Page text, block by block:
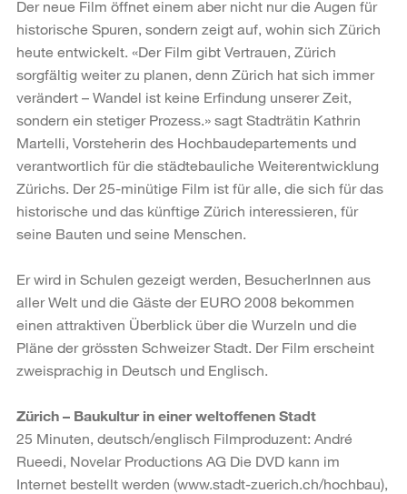
Der neue Film öffnet einem aber nicht nur die Augen für
historische Spuren, sondern zeigt auf, wohin sich Zürich
heute entwickelt. «Der Film gibt Vertrauen, Zürich
sorgfältig weiter zu planen, denn Zürich hat sich immer
verändert – Wandel ist keine Erfindung unserer Zeit,
sondern ein stetiger Prozess.» sagt Stadträtin Kathrin
Martelli, Vorsteherin des Hochbaudepartements und
verantwortlich für die städtebauliche Weiterentwicklung
Zürichs. Der 25-minütige Film ist für alle, die sich für das
historische und das künftige Zürich interessieren, für
seine Bauten und seine Menschen.
Er wird in Schulen gezeigt werden, BesucherInnen aus
aller Welt und die Gäste der EURO 2008 bekommen
einen attraktiven Überblick über die Wurzeln und die
Pläne der grössten Schweizer Stadt. Der Film erscheint
zweisprachig in Deutsch und Englisch.
Zürich – Baukultur in einer weltoffenen Stadt
25 Minuten, deutsch/englisch Filmproduzent: André
Rueedi, Novelar Productions AG Die DVD kann im
Internet bestellt werden (www.stadt-zuerich.ch/hochbau),